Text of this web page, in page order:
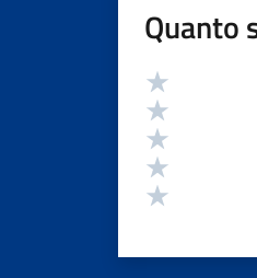
Quanto
Valutazione